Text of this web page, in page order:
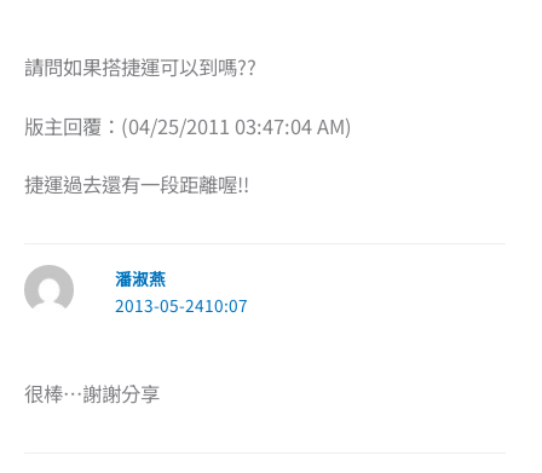
請問如果搭捷運可以到嗎??
版主回覆：(04/25/2011 03:47:04 AM)
捷運過去還有一段距離喔!!
潘淑燕
2013-05-2410:07
很棒…謝謝分享